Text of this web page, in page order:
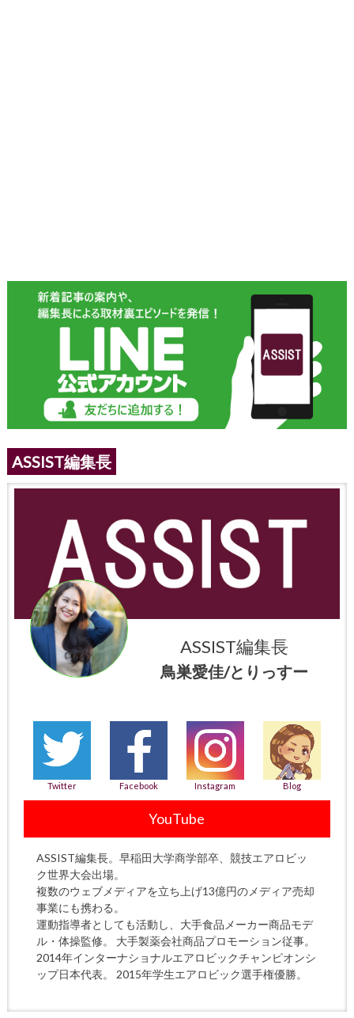
ASSIST編集長
ASSIST編集長
鳥巣愛佳/とりっすー
Twitter Facebook Instagram Blog
YouTube
ASSIST編集長。早稲田大学商学部卒、競技エアロビッ
ク世界大会出場。
複数のウェブメディアを立ち上げ13億円のメディア売却
事業にも携わる。
運動指導者としても活動し、大手食品メーカー商品モデ
ル・体操監修。 大手製薬会社商品プロモーション従事。
2014年インターナショナルエアロビックチャンピオンシ
ップ日本代表。 2015年学生エアロビック選手権優勝。